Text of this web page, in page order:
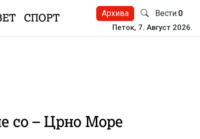
СПОРТ Архива Вести:0
Петок, 7. Август 2026.
со – Црно Море